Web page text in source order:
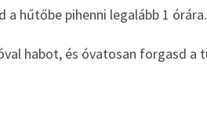
hűtőbe pihenni legalább 1 órára.
habot, és óvatosan forgasd a